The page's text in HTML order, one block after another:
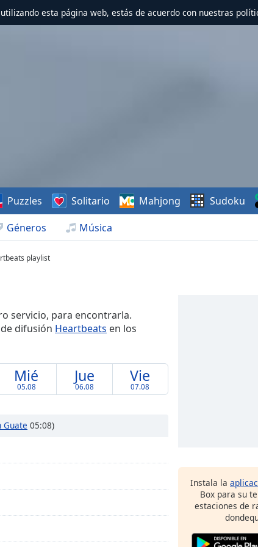
esta página web, estás de acuerdo con nuestras
Géneros Música
Puzzles Solitario Mahjong Sudoku
playlist
servicio, para encontrarla.
difusión Heartbeats en los
Mié
05.08
Jue
06.08
Vie
07.08
Guate 05:08)
Instala la
Box para su
estaciones de